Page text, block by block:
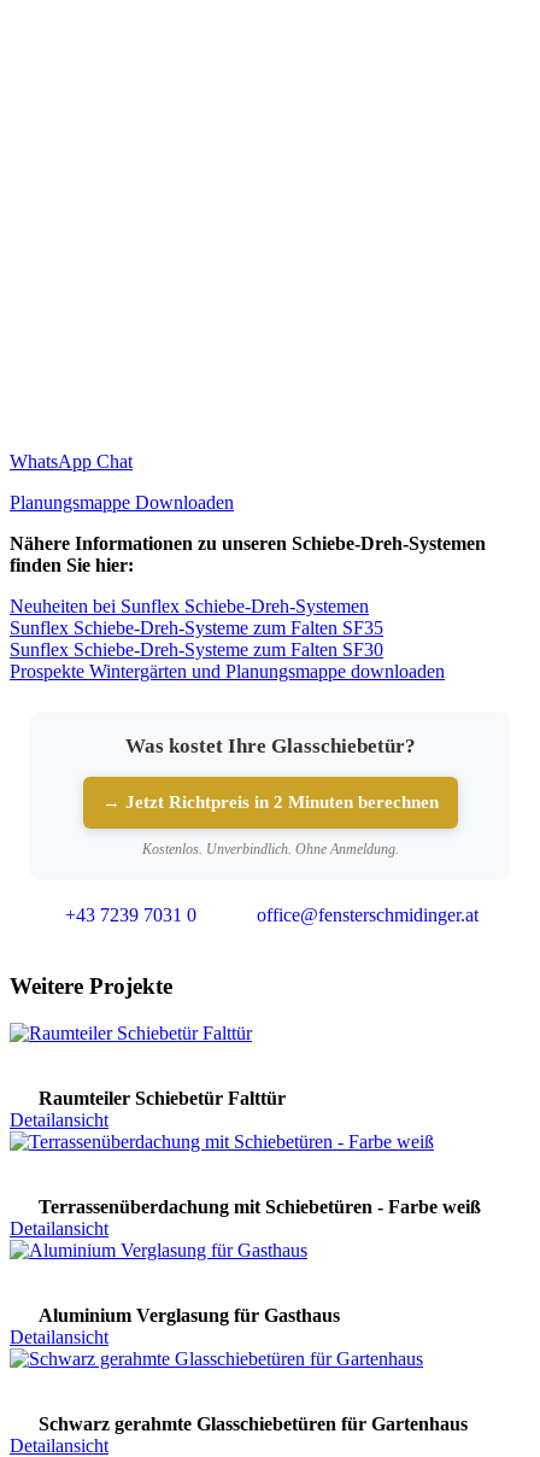
WhatsApp Chat
Planungsmappe Downloaden
Nähere Informationen zu unseren Schiebe-Dreh-Systemen
finden Sie hier:
Neuheiten bei Sunflex Schiebe-Dreh-Systemen
Sunflex Schiebe-Dreh-Systeme zum Falten SF35
Sunflex Schiebe-Dreh-Systeme zum Falten SF30
Prospekte Wintergärten und Planungsmappe downloaden
Was kostet Ihre Glasschiebetür?
→ Jetzt Richtpreis in 2 Minuten berechnen
Kostenlos. Unverbindlich. Ohne Anmeldung.
+43 7239 7031 0 office@fensterschmidinger.at
Weitere Projekte
Raumteiler Schiebetür Falttür
Detailansicht
Terrassenüberdachung mit Schiebetüren - Farbe weiß
Detailansicht
Aluminium Verglasung für Gasthaus
Detailansicht
Schwarz gerahmte Glasschiebetüren für Gartenhaus
Detailansicht